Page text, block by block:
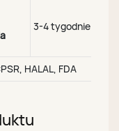
3-4 tygodnie
HALAL, FDA